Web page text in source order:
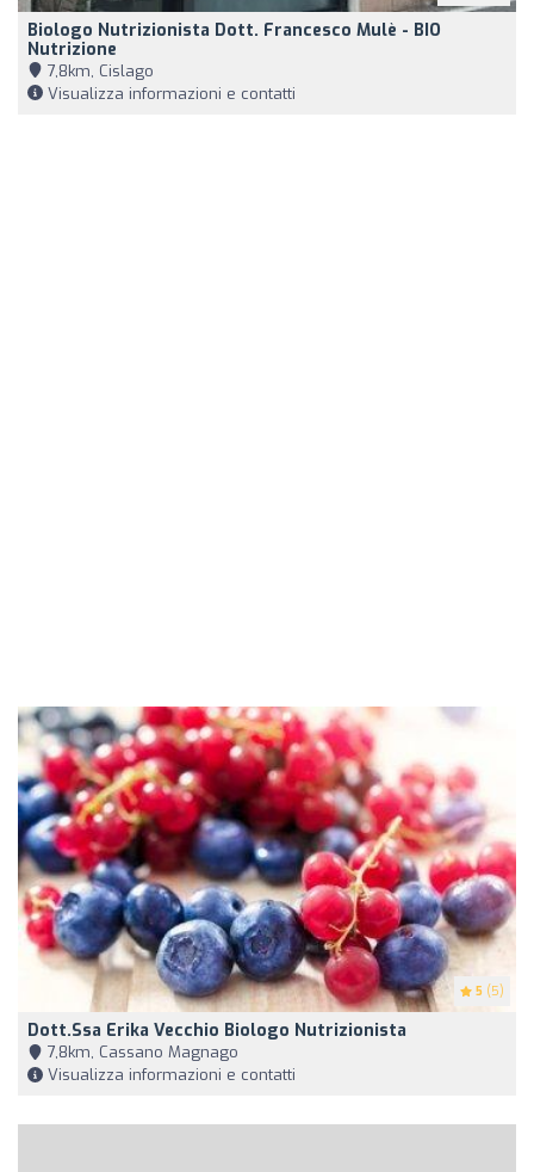
Biologo Nutrizionista Dott. Francesco Mulè - BIO
Nutrizione
7,8km, Cislago
Visualizza informazioni e contatti
5 (5)
Dott.ssa Erika Vecchio Biologo Nutrizionista
7,8km, Cassano Magnago
Visualizza informazioni e contatti